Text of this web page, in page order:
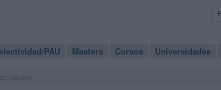
PAU Masters Cursos Universidades